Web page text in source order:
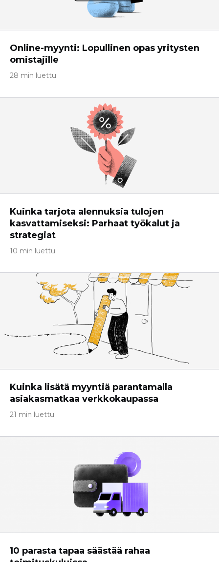
Online-myynti: Lopullinen opas yritysten
omistajille
28 min luettu
Kuinka tarjota alennuksia tulojen
kasvattamiseksi: Parhaat työkalut ja
strategiat
10 min luettu
Kuinka lisätä myyntiä parantamalla
asiakasmatkaa verkkokaupassa
21 min luettu
10 parasta tapaa säästää rahaa